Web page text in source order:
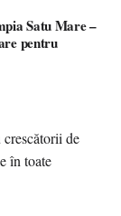
Satu Mare –
pentru